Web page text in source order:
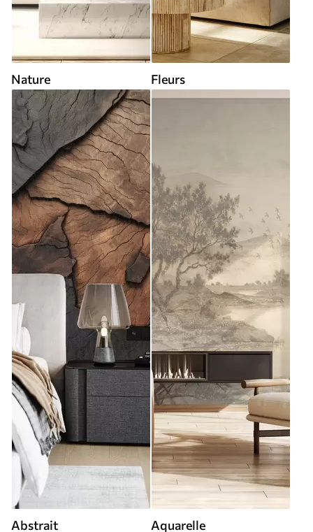
Nature Fleurs
Abstrait Aquarelle